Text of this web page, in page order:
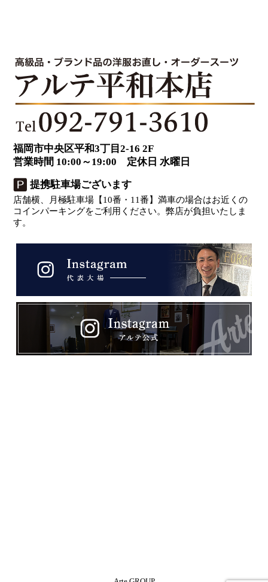
福岡市中央区平和3丁目2-16 2F
営業時間 10:00～19:00 定休日 水曜日
提携駐車場ございます
店舗横、月極駐車場【10番・11番】満車の場合はお近くの
コインパーキングをご利用ください。弊店が負担いたしま
す。